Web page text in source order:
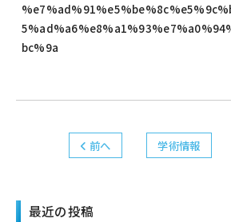
bc%9a
前へ 学術情報
最近の投稿